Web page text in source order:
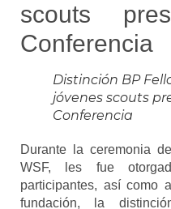
scouts
Conferencia
Distinción BP
jóvenes scouts
Conferencia
Durante la ceremonia
WSF, les fue
participantes, así como
fundación, la